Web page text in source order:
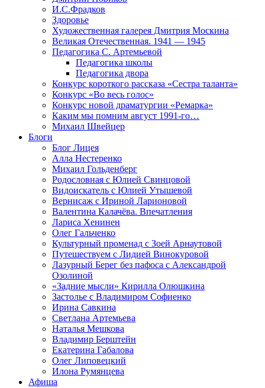
И.С.Фрадков
Здоровье
Художественная галерея Дмитрия Москина
Великая Отечественная. 1941 — 1945
Педагогика С. Артемьевой
Педагогика школы
Педагогика двора
Конкурс короткого рассказа «Сестра таланта»
Конкурс «Во весь голос»
Конкурс новой драматургии «Ремарка»
Каким мы помним август 1991-го…
Михаил Швейцер
Блоги
Блог Лицея
Алла Нестеренко
Михаил Гольденберг
Родословная с Юлией Свинцовой
Видоискатель с Юлией Утышевой
Вернисаж с Ириной Ларионовой
Валентина Калачёва. Впечатления
Лариса Хенинен
Олег Гальченко
Культурный променад с Зоей Арнаутовой
Путешествуем с Лидией Винокуровой
Лазурный Берег без пафоса с Александрой
Озолиной
«Задние мысли» Кирилла Олюшкина
Застолье с Владимиром Софиенко
Ирина Савкина
Светлана Артемьева
Наталья Мешкова
Владимир Берштейн
Екатерина Габалова
Олег Липовецкий
Илона Румянцева
Афиша